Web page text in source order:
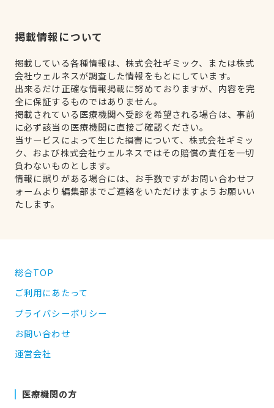
掲載情報について
掲載している各種情報は、株式会社ギミック、または株式
会社ウェルネスが調査した情報をもとにしています。
出来るだけ正確な情報掲載に努めておりますが、内容を完
全に保証するものではありません。
掲載されている医療機関へ受診を希望される場合は、事前
に必ず該当の医療機関に直接ご確認ください。
当サービスによって生じた損害について、株式会社ギミッ
ク、および株式会社ウェルネスではその賠償の責任を一切
負わないものとします。
情報に誤りがある場合には、お手数ですがお問い合わせフ
ォームより編集部までご連絡をいただけますようお願いい
たします。
総合TOP
ご利用にあたって
プライバシーポリシー
お問い合わせ
運営会社
医療機関の方